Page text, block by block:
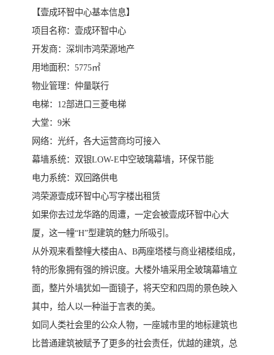
【壹成环智中心基本信息】
项目名称：壹成环智中心
开发商：深圳市鸿荣源地产
用地面积：5775㎡
物业管理：仲量联行
电梯：12部进口三菱电梯
大堂：9米
网络：光纤，各大运营商均可接入
幕墙系统：双银LOW-E中空玻璃幕墙，环保节能
电力系统：双回路供电
鸿荣源壹成环智中心写字楼出租赁
如果你去过龙华路的周遭，一定会被壹成环智中心大
厦，这一幢“H”型建筑的魅力所吸引。
从外观来看整幢大楼由A、B两座塔楼与商业裙楼组成，
特的形象拥有强的辨识度。大楼外墙采用全玻璃幕墙立
面，整片外墙犹如一面镜子，将天空和四周的景色映入
其中，给人以一种溢于言表的美。
如同人类社会里的公众人物，一座城市里的地标建筑也
比普通建筑被赋予了更多的社会责任，优越的建筑，总